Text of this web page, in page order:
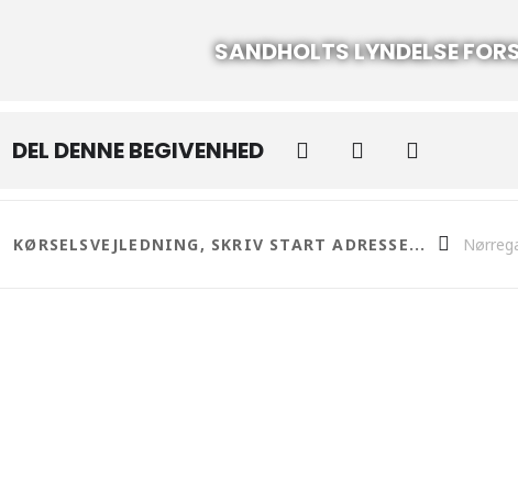
SANDHOLTS LYNDELSE
DEL DENNE BEGIVENHED